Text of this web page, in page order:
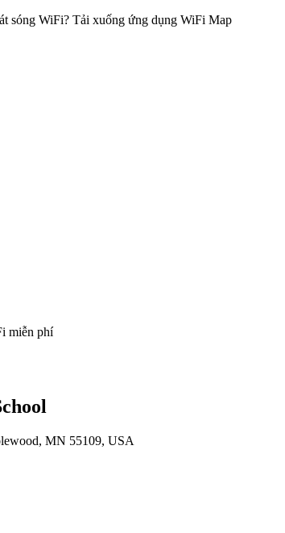
sóng WiFi? Tải xuống ứng dụng WiFi Map
miễn phí
MN 55109, USA